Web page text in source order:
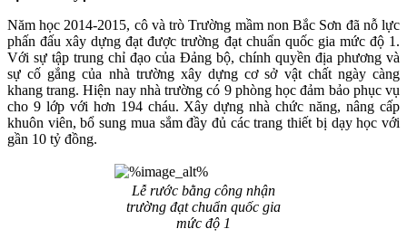
Năm học 2014-2015, cô và trò Trường mầm non Bắc Sơn đã nỗ lực
phấn đấu xây dựng đạt được trường đạt chuẩn quốc gia mức độ 1.
Với sự tập trung chỉ đạo của Đảng bộ, chính quyền địa phương và
sự cố gắng của nhà trường xây dựng cơ sở vật chất ngày càng
khang trang. Hiện nay nhà trường có 9 phòng học đảm bảo phục vụ
cho 9 lớp với hơn 194 cháu. Xây dựng nhà chức năng, nâng cấp
khuôn viên, bổ sung mua sắm đầy đủ các trang thiết bị dạy học với
gần 10 tỷ đồng.
Lễ rước bằng công nhận
trường đạt chuẩn quốc gia
mức độ 1